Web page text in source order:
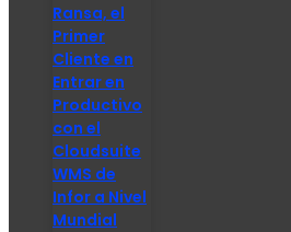
Ransa, el
Primer
Cliente en
Entrar en
Productivo
con el
Cloudsuite
WMS de
Infor a Nivel
Mundial